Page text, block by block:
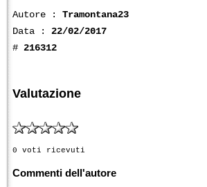
Autore : Tramontana23
Data : 22/02/2017
# 216312
Valutazione
0 voti ricevuti
Commenti dell'autore